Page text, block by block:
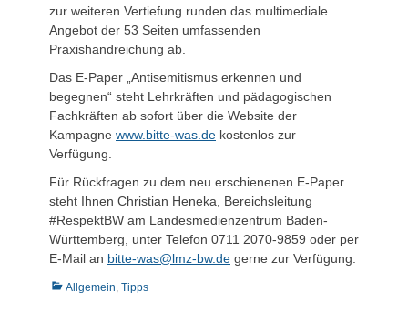
zur weiteren Vertiefung runden das multimediale
Angebot der 53 Seiten umfassenden
Praxishandreichung ab.
Das E-Paper „Antisemitismus erkennen und
begegnen“ steht Lehrkräften und pädagogischen
Fachkräften ab sofort über die Website der
Kampagne www.bitte-was.de kostenlos zur
Verfügung.
Für Rückfragen zu dem neu erschienenen E-Paper
steht Ihnen Christian Heneka, Bereichsleitung
#RespektBW am Landesmedienzentrum Baden-
Württemberg, unter Telefon 0711 2070-9859 oder per
E-Mail an bitte-was@lmz-bw.de gerne zur Verfügung.
Kategorien
Allgemein, Tipps